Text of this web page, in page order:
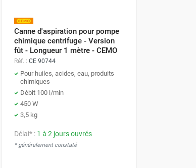
Canne d'aspiration pour pompe
chimique centrifuge - Version
fût - Longueur 1 mètre - CEMO
Réf. : CE 90744
Pour huiles, acides, eau, produits
chimiques
Débit 100 l/min
450 W
3,5 kg
Délai* : 1 à 2 jours ouvrés
* généralement constaté